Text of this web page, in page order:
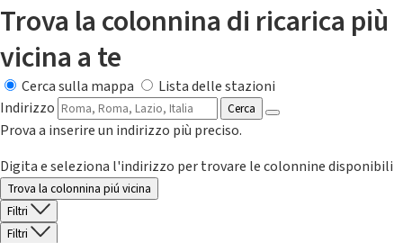
Trova la colonnina di ricarica più
vicina a te
Cerca sulla mappa
Lista delle stazioni
Indirizzo
Cerca
Prova a inserire un indirizzo più preciso.
Digita e seleziona l'indirizzo per trovare le colonnine disponibili
Trova la colonnina piú vicina
Filtri
Filtri